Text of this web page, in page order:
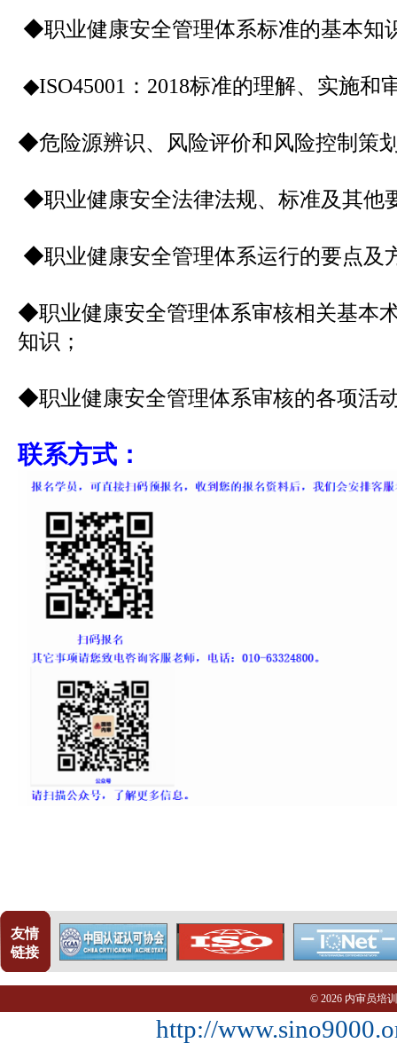
◆职业健康安全管理体系标准的基本知
◆ISO45001：2018标准的理解、实施和
◆危险源辨识、风险评价和风险控制策
◆职业健康安全法律法规、标准及其他
◆职业健康安全管理体系运行的要点及
◆职业健康安全管理体系审核相关基本
知识；
◆职业健康安全管理体系审核的各项活
联系方式：
友情
链接
© 2026 内审员培
http://